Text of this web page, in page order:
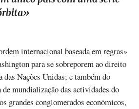
»
internacional baseada em regras»
para se sobreporem ao direito
Nações Unidas; e também do
mundialização das actividades do
grandes conglomerados económicos,